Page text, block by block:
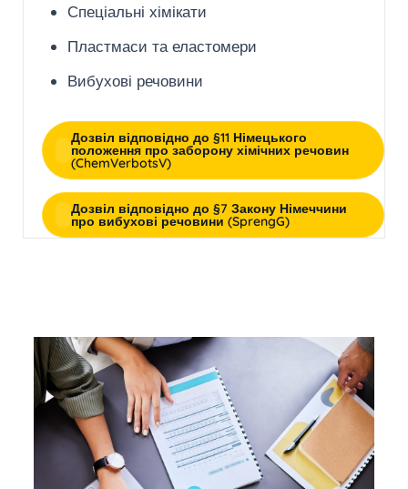
Спеціальні хімікати
Пластмаси та еластомери
Вибухові речовини
Дозвіл відповідно до §11 Німецького
положення про заборону хімічних речовин
(ChemVerbotsV)
Дозвіл відповідно до §7 Закону Німеччини
про вибухові речовини (SprengG)